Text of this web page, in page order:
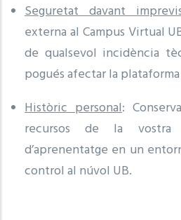
Seguretat davant
externa al Campus Virtual
de qualsevol incidència
pogués afectar la
Històric personal:
recursos de la
d’aprenentatge en un
control al núvol UB.